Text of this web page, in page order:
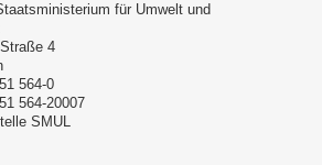
für Umwelt und
4
564-0
564-20007
SMUL